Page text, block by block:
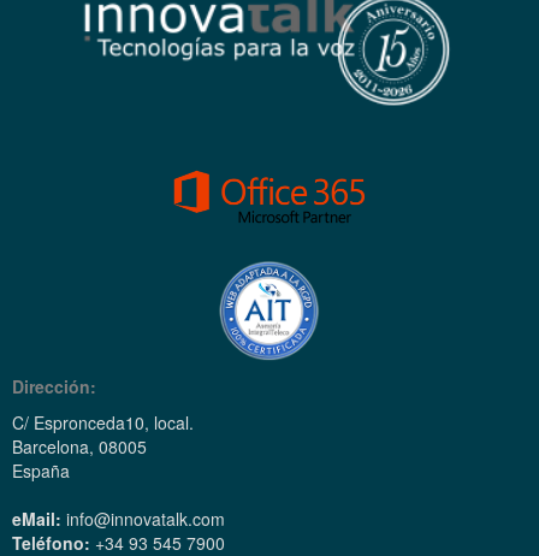
Dirección:
C/ Espronceda10, local.
Barcelona, 08005
España
eMail: info@innovatalk.com
Teléfono: +34 93 545 7900